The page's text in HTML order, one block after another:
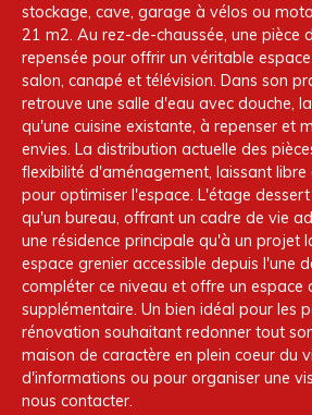
stockage, cave, garage à vélos ou
21 m2. Au rez-de-chaussée, une pièce
repensée pour offrir un véritable
salon, canapé et télévision. Dans son
retrouve une salle d'eau avec douche,
qu'une cuisine existante, à repenser et
envies. La distribution actuelle des
flexibilité d'aménagement, laissant libre
pour optimiser l'espace. L'étage
qu'un bureau, offrant un cadre de vie
une résidence principale qu'à un projet
espace grenier accessible depuis l'une
compléter ce niveau et offre un espace
supplémentaire. Un bien idéal pour les
rénovation souhaitant redonner tout
maison de caractère en plein coeur du
d'informations ou pour organiser une
nous contacter.